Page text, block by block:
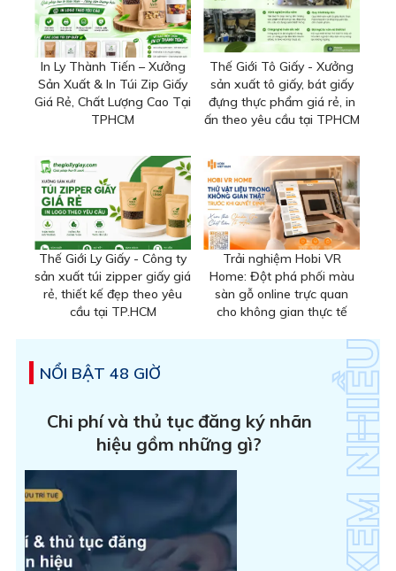
In Ly Thành Tiến – Xưởng
Sản Xuất & In Túi Zip Giấy
Giá Rẻ, Chất Lượng Cao Tại
TPHCM
Thế Giới Tô Giấy - Xưởng
sản xuất tô giấy, bát giấy
đựng thực phẩm giá rẻ, in
ấn theo yêu cầu tại TPHCM
Thế Giới Ly Giấy - Công ty
sản xuất túi zipper giấy giá
rẻ, thiết kế đẹp theo yêu
cầu tại TP.HCM
Trải nghiệm Hobi VR
Home: Đột phá phối màu
sàn gỗ online trực quan
cho không gian thực tế
NỔI BẬT 48 GIỜ
Chi phí và thủ tục đăng ký nhãn
hiệu gồm những gì?